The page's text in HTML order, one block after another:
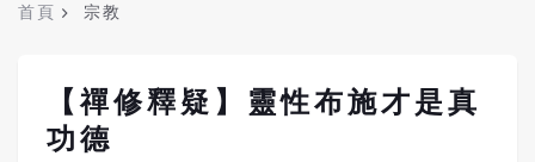
首頁 宗教
【禪修釋疑】靈性布施才是真
功德